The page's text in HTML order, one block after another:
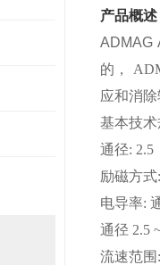
产品概述
的，
应和消
基本技
通径: 2.5
励磁方式
电导率:
通径 2.5
流速范围